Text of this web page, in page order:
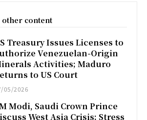
other content
Treasury Issues Licenses to
Venezuelan-Origin
Activities; Maduro
to US Court
05/2026
Modi, Saudi Crown Prince
West Asia Crisis; Stress